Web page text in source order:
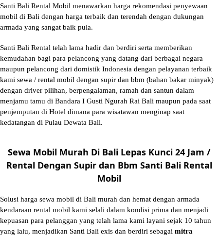
Santi Bali Rental Mobil menawarkan harga rekomendasi penyewaan
mobil di Bali dengan harga terbaik dan terendah dengan dukungan
armada yang sangat baik pula.
Santi Bali Rental telah lama hadir dan berdiri serta memberikan
kemudahan bagi para pelancong yang datang dari berbagai negara
maupun pelancong dari domistik Indonesia dengan pelayanan terbaik
kami sewa / rental mobil dengan supir dan bbm (bahan bakar minyak)
dengan driver pilihan, berpengalaman, ramah dan santun dalam
menjamu tamu di Bandara I Gusti Ngurah Rai Bali maupun pada saat
penjemputan di Hotel dimana para wisatawan menginap saat
kedatangan di Pulau Dewata Bali.
Sewa Mobil Murah Di Bali Lepas Kunci 24 Jam /
Rental Dengan Supir dan Bbm Santi Bali Rental
Mobil
Solusi harga sewa mobil di Bali murah dan hemat dengan armada
kendaraan rental mobil kami selali dalam kondisi prima dan menjadi
kepuasan para pelanggan yang telah lama kami layani sejak 10 tahun
yang lalu, menjadikan Santi Bali exis dan berdiri sebagai mitra